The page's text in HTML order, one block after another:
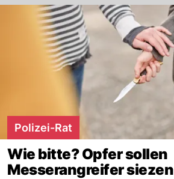
Polizei-Rat
Wie bitte? Opfer sollen
Messerangreifer siezen